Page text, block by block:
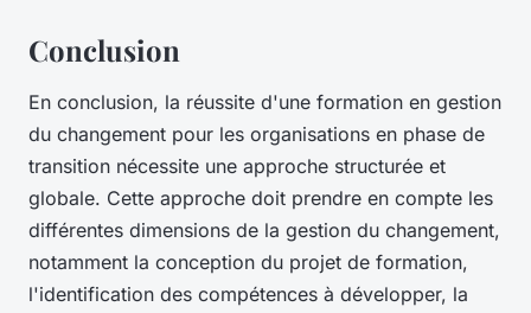
Conclusion
En conclusion, la réussite d'une formation en gestion
du changement pour les organisations en phase de
transition nécessite une approche structurée et
globale. Cette approche doit prendre en compte les
différentes dimensions de la gestion du changement,
notamment la conception du projet de formation,
l'identification des compétences à développer, la